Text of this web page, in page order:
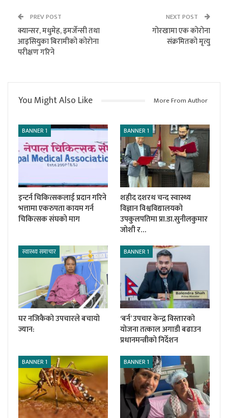
PREV POST
क्यान्सर, मधुमेह, इमर्जेन्सी तथा
आइसियुका बिरामीको कोरोना
परीक्षण गरिने
NEXT POST
गोरखामा एक कोरोना
संक्रमितको मृत्यु
You Might Also Like More From Author
BANNER 1
इन्टर्न चिकित्सकलाई प्रदान गरिने
भत्तामा एकरुपता कायम गर्न
चिकित्सक संघको माग
BANNER 1
शहीद दशरथ चन्द स्वास्थ्य
विज्ञान विश्वविद्यालयको
उपकुलपतिमा प्रा.डा.सुनीलकुमार
जोशी र…
स्वास्थ्य समाचार
घर नजिकैको उपचारले बचायो
ज्यान:
BANNER 1
‘बर्न’ उपचार केन्द्र विस्तारको
योजना तत्काल अगाडी बढाउन
प्रधानमन्त्रीको निर्देशन
BANNER 1 BANNER 1